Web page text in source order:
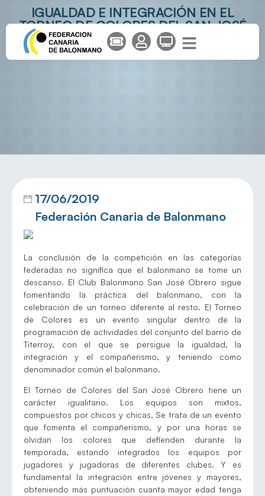
IGUALDAD E INTEGRACIÓN EN EL
TORNEO DE COLORES DEL SAN JOSÉ
OBRERO
17/06/2019
Federación Canaria de Balonmano
La conclusión de la competición en las categorías
federadas no significa que el balonmano se tome un
descanso. El Club Balonmano San José Obrero sigue
fomentando la práctica del balonmano, con la
celebración de un torneo diferente al resto. El Torneo
de Colores es un evento singular dentro de la
programación de actividades del conjunto del barrio de
Titerroy, con el que se persigue la igualdad, la
integración y el compañerismo, y teniendo como
denominador común el balonmano.
El Torneo de Colores del San José Obrero tiene un
carácter igualitario. Los equipos son mixtos,
compuestos por chicos y chicas, Se trata de un evento
que fomenta el compañerismo, y por una horas se
olvidan los colores que defienden durante la
temporada, estando integrados los equipos por
jugadores y jugadoras de diferentes clubes. Y es
fundamental la integración entre jóvenes y mayores,
obteniendo más puntuación cuanta mayor edad tenga